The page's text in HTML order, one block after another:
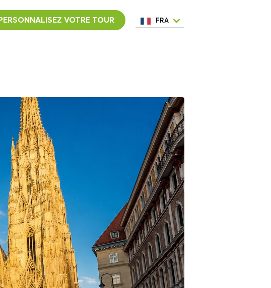
PERSONNALISEZ VOTRE TOUR FRA